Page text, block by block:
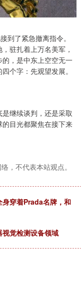
到了紧急撤离指令。
驻扎着上万名美军，
，是中东上空空无一
个字：先观望发展。
继续谈判，还是采取
目光都聚焦在接下来
，不代表本站观点。
穿着Prada名牌，和
觉检测设备领域